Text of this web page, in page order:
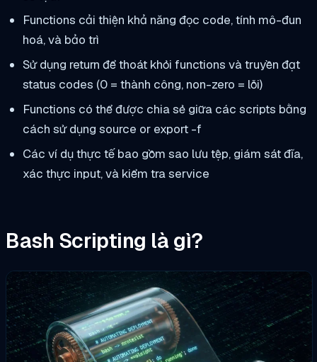
Functions cải thiện khả năng đọc code, tính mô-đun
hoá, và bảo trì
Sử dụng return để thoát khỏi functions và truyền đạt
status codes (0 = thành công, non-zero = lỗi)
Functions có thể được chia sẻ giữa các scripts bằng
cách sử dụng source or export -f
Các ví dụ thực tế bao gồm sao lưu tệp, giám sát đĩa,
xác thực input, và kiểm tra service
Bash Scripting là gì?